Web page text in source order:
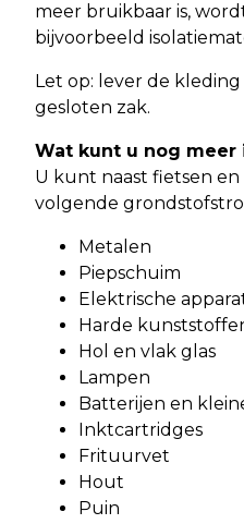
meer bruikbaar is,
bijvoorbeeld
Let op: lever de
gesloten zak.
Wat kunt u nog meer
U kunt naast fietsen
volgende
Metalen
Piepschuim
Elektrische
Harde
Hol en vlak glas
Lampen
Batterijen en
Inktcartridges
Frituurvet
Hout
Puin